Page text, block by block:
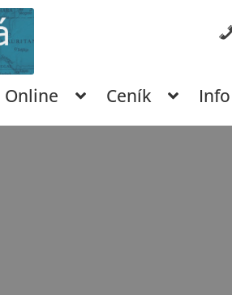
Online Ceník Info